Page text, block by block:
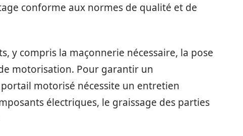
conforme aux normes de qualité et de
y compris la maçonnerie nécessaire, la pose
motorisation. Pour garantir un
motorisé nécessite un entretien
électriques, le graissage des parties